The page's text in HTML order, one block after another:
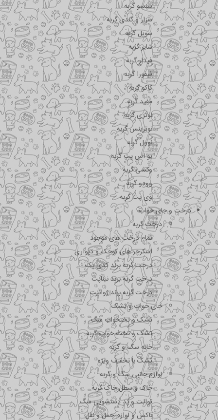
سنسو گربه
سزار و کندی گربه
سویل گربه
شایر گربه
فیدار گربه
فیفورا گربه
کاکو گربه
مفید گربه
نوتری گربه
نوترینس گربه
نوول گربه
یو اس پت گربه
وکسی گربه
وودو گربه
وی پت گربه
درخت و جای خواب
درخت گربه
تمام درخت های موجود
اسکرچر های کوچک و دیواری
درخت گربه برند کدی پک
درخت گربه برند نیناپت
درخت گربه برند ژوانیت
جای خواب و تشک
تشک و تختحواب سگ
تشک و تخت خواب گربه
خانه سگ و گربه
تشک با تخفیف ویژه
لوازم جانبی سگ و گربه
خاک و سطل خاک گربه
توالت و پد دستشویی سگ
باکس و لوازم حمل و نقل